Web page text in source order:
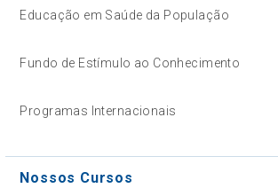
Educação em Saúde da População
Fundo de Estímulo ao Conhecimento
Programas Internacionais
Nossos Cursos